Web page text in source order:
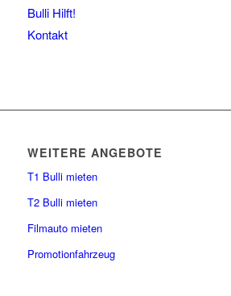
Bulli Hilft!
Kontakt
WEITERE ANGEBOTE
T1 Bulli mieten
T2 Bulli mieten
Filmauto mieten
Promotionfahrzeug